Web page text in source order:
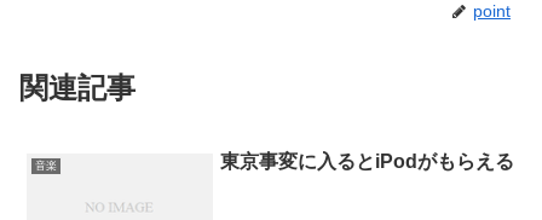
point
関連記事
音楽 東京事変に入るとiPodがもらえる